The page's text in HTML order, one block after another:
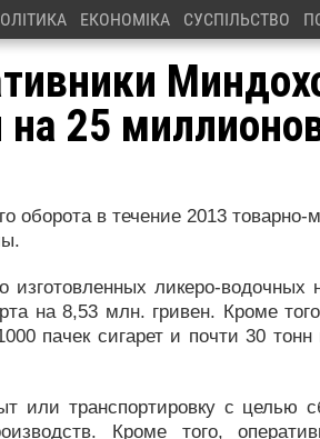
ЕКОНОМІКА СУСПІЛЬСТВО
25
оборота в течение 2013 товарно-
ликеро-водочных
на 8,53 млн. гривен. Кроме
пачек сигарет и почти 30 тонн
или транспортировку с целью
Кроме того,